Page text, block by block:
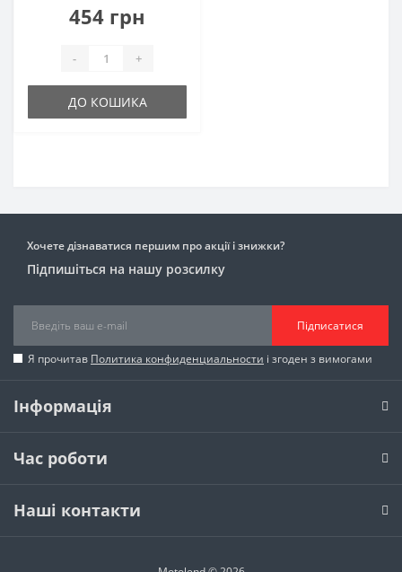
454 грн
- +
ДО КОШИКА
Хочете дізнаватися першим про акції і знижки?
Підпишіться на нашу розсилку
Підписатися
Я прочитав Политика конфиденциальности і згоден з вимогами
Інформація
Час роботи
Наші контакти